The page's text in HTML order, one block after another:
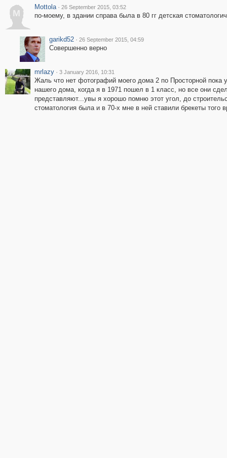
M
Mottola · 26 September 2015, 03:52
по-моему, в здании справа была в 80 гг детская
garikd52 · 26 September 2015, 04:59
Совершенно верно
mrlazy · 3 January 2016, 10:31
Жаль что нет фотографий моего дома 2 по Просторной пока
нашего дома, когда я в 1971 пошел в 1 класс, но все они
представляют...увы я хорошо помню этот угол, до
стоматология была и в 70-х мне в ней ставили брекеты того